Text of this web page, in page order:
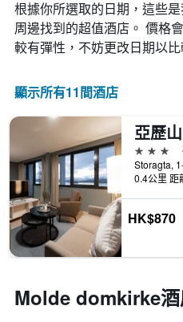
根據你所選取的日期，這些
周邊找到的超值​酒店。 價格
較有彈性，不妨更改日期以比
顯示所有11間酒店
3星級
0.4公里 距
HK$870
Molde domkirke